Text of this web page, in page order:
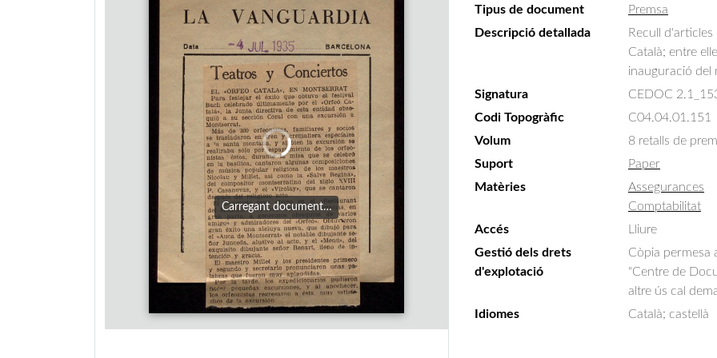
Carregant document…
Tipus de document
Premsa
Descripció detallada
Recull
Català; entre
inauguració del
Signatura
CEDOC
Codi Topogràfic
C04.04.01.151
Volum
8 retalls de
Suport
Paper
Matèries
Assegurances
Comptabilitat
Accés
Lliure
Gestió dels drets
d'explotació
Còpia permesa
"Centre de
altre ús cal
Idiomes
Català; castellà